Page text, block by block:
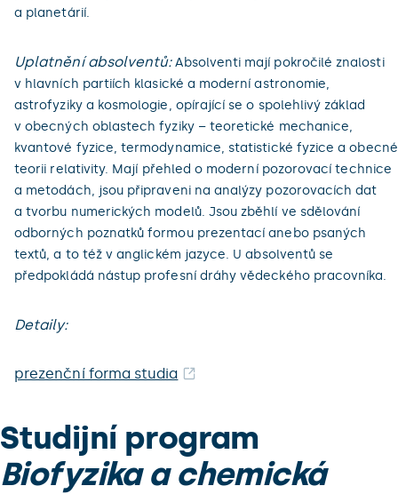
a planetárií.
Uplatnění absolventů: Absolventi mají pokročilé znalosti
v hlavních partiích klasické a moderní astronomie,
astrofyziky a kosmologie, opírající se o spolehlivý základ
v obecných oblastech fyziky – teoretické mechanice,
kvantové fyzice, termodynamice, statistické fyzice a obecné
teorii relativity. Mají přehled o moderní pozorovací technice
a metodách, jsou připraveni na analýzy pozorovacích dat
a tvorbu numerických modelů. Jsou zběhlí ve sdělování
odborných poznatků formou prezentací anebo psaných
textů, a to též v anglickém jazyce. U absolventů se
předpokládá nástup profesní dráhy vědeckého pracovníka.
Detaily:
prezenční forma studia
Studijní program
Biofyzika a chemická